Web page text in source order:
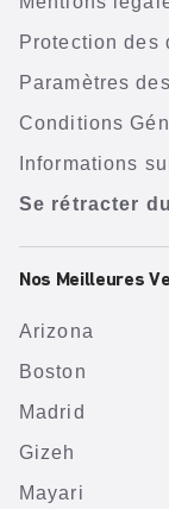
Protection des
Paramètres
Conditions
Informations
Se rétracter
Nos Meilleures
Arizona
Boston
Madrid
Gizeh
Mayari